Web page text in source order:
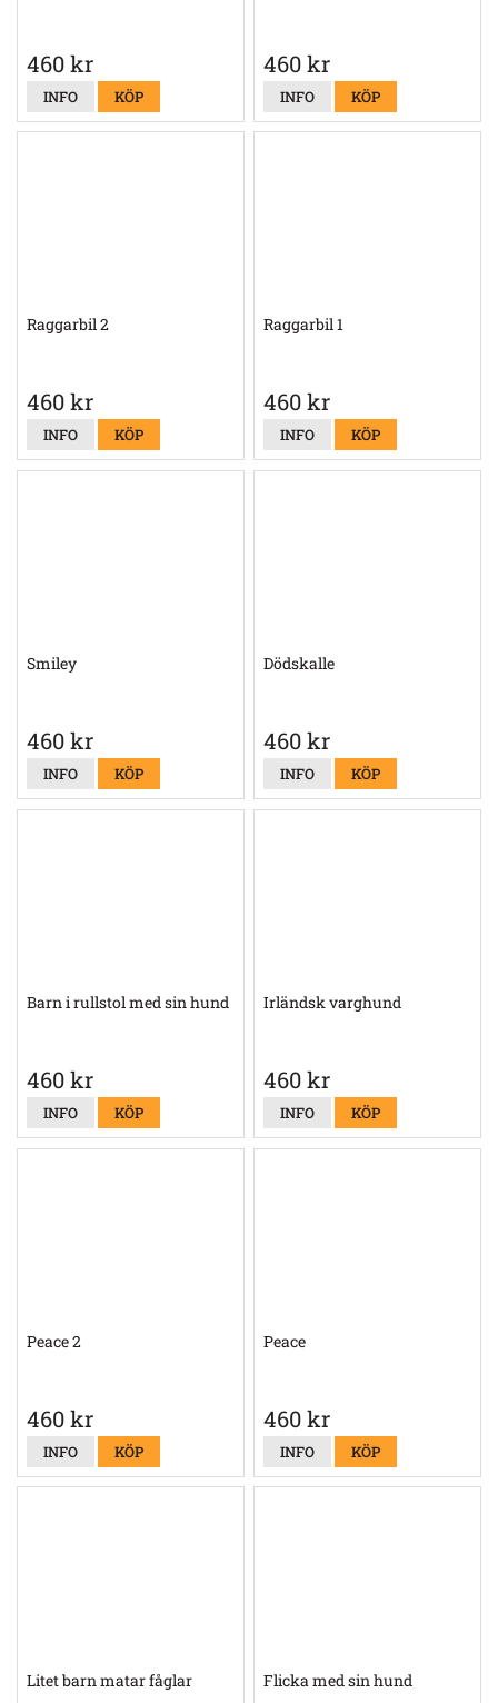
460 kr
INFO KÖP
460 kr
INFO KÖP
Raggarbil 2
460 kr
INFO KÖP
Raggarbil 1
460 kr
INFO KÖP
Smiley
460 kr
INFO KÖP
Dödskalle
460 kr
INFO KÖP
Barn i rullstol med sin hund
460 kr
INFO KÖP
Irländsk varghund
460 kr
INFO KÖP
Peace 2
460 kr
INFO KÖP
Peace
460 kr
INFO KÖP
Litet barn matar fåglar Flicka med sin hund